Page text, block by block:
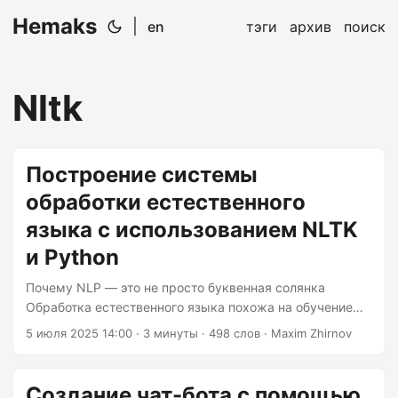
Hemaks en тэги архив поиск
Nltk
Построение системы
обработки естественного
языка с использованием NLTK
и Python
Почему NLP — это не просто буквенная солянка
Обработка естественного языка похожа на обучение
тостера пониманию поэзии — это звучит абсурдно,
человеческую неопределённость с точностью машины.
5 июля 2025 14:00 · 3 минуты · 498 слов · Maxim Zhirnov